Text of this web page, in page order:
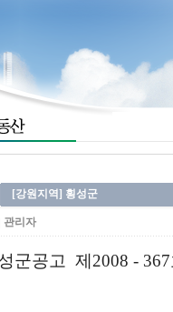
[강원지역] 횡성군
관리자
군공고 제2008 -